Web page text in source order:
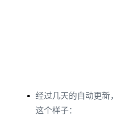
经过几天的自动更新
这个样子：